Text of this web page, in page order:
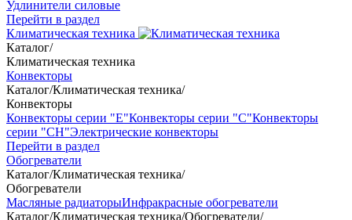
Удлинители силовые
Перейти в раздел
Климатическая техника
Каталог/
Климатическая техника
Конвекторы
Каталог/Климатическая техника/
Конвекторы
Конвекторы серии "Е"Конвекторы серии "С"Конвекторы
серии "СН"Электрические конвекторы
Перейти в раздел
Обогреватели
Каталог/Климатическая техника/
Обогреватели
Масляные радиаторыИнфракрасные обогреватели
Каталог/Климатическая техника/Обогреватели/